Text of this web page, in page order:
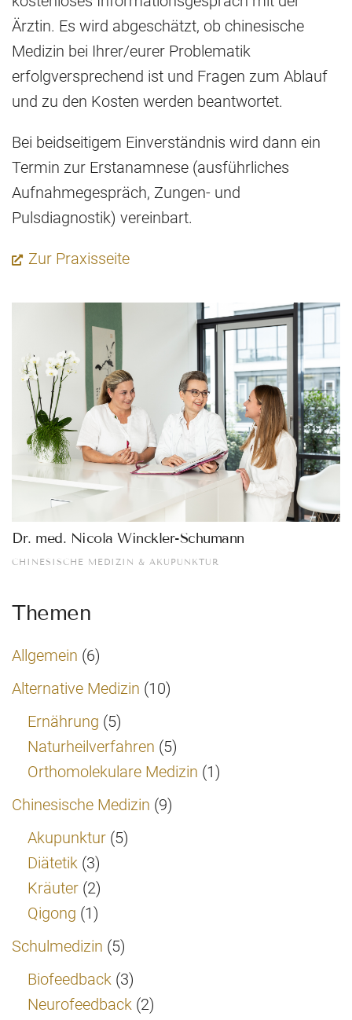
Ärztin. Es wird abgeschätzt, ob chinesische
Medizin bei Ihrer/eurer Problematik
erfolgversprechend ist und Fragen zum Ablauf
und zu den Kosten werden beantwortet.
Bei beidseitigem Einverständnis wird dann ein
Termin zur Erstanamnese (ausführliches
Aufnahmegespräch, Zungen- und
Pulsdiagnostik) vereinbart.
Zur Praxisseite
Dr. med. Nicola Winckler-Schumann
CHINESISCHE MEDIZIN & AKUPUNKTUR
Themen
Allgemein (6)
Alternative Medizin (10)
Ernährung (5)
Naturheilverfahren (5)
Orthomolekulare Medizin (1)
Chinesische Medizin (9)
Akupunktur (5)
Diätetik (3)
Kräuter (2)
Qigong (1)
Schulmedizin (5)
Biofeedback (3)
Neurofeedback (2)